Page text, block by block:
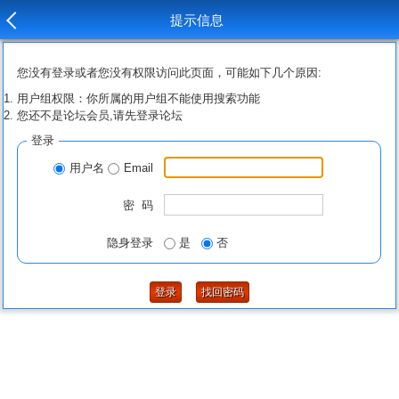
提示信息
您没有登录或者您没有权限访问此页面，可能如下几个原因:
用户组权限：你所属的用户组不能使用搜索功能
您还不是论坛会员,请先登录论坛
登录
用户名 Email
密 码
隐身登录 是 否